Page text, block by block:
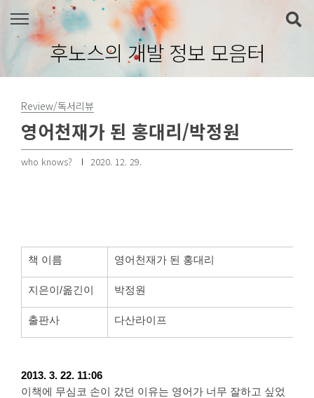
본문 바로가기
후노스의 개발 정보 모음터
Review/독서리뷰
영어천재가 된 홍대리/박정원
who knows? 2020. 12. 29.
책 이름 영어천재가 된 홍대리
지은이/옮긴이 박정원
출판사 다산라이프
2013. 3. 22. 11:06
이책에 무심코 손이 갔던 이유는 영어가 너무 잘하고 싶었